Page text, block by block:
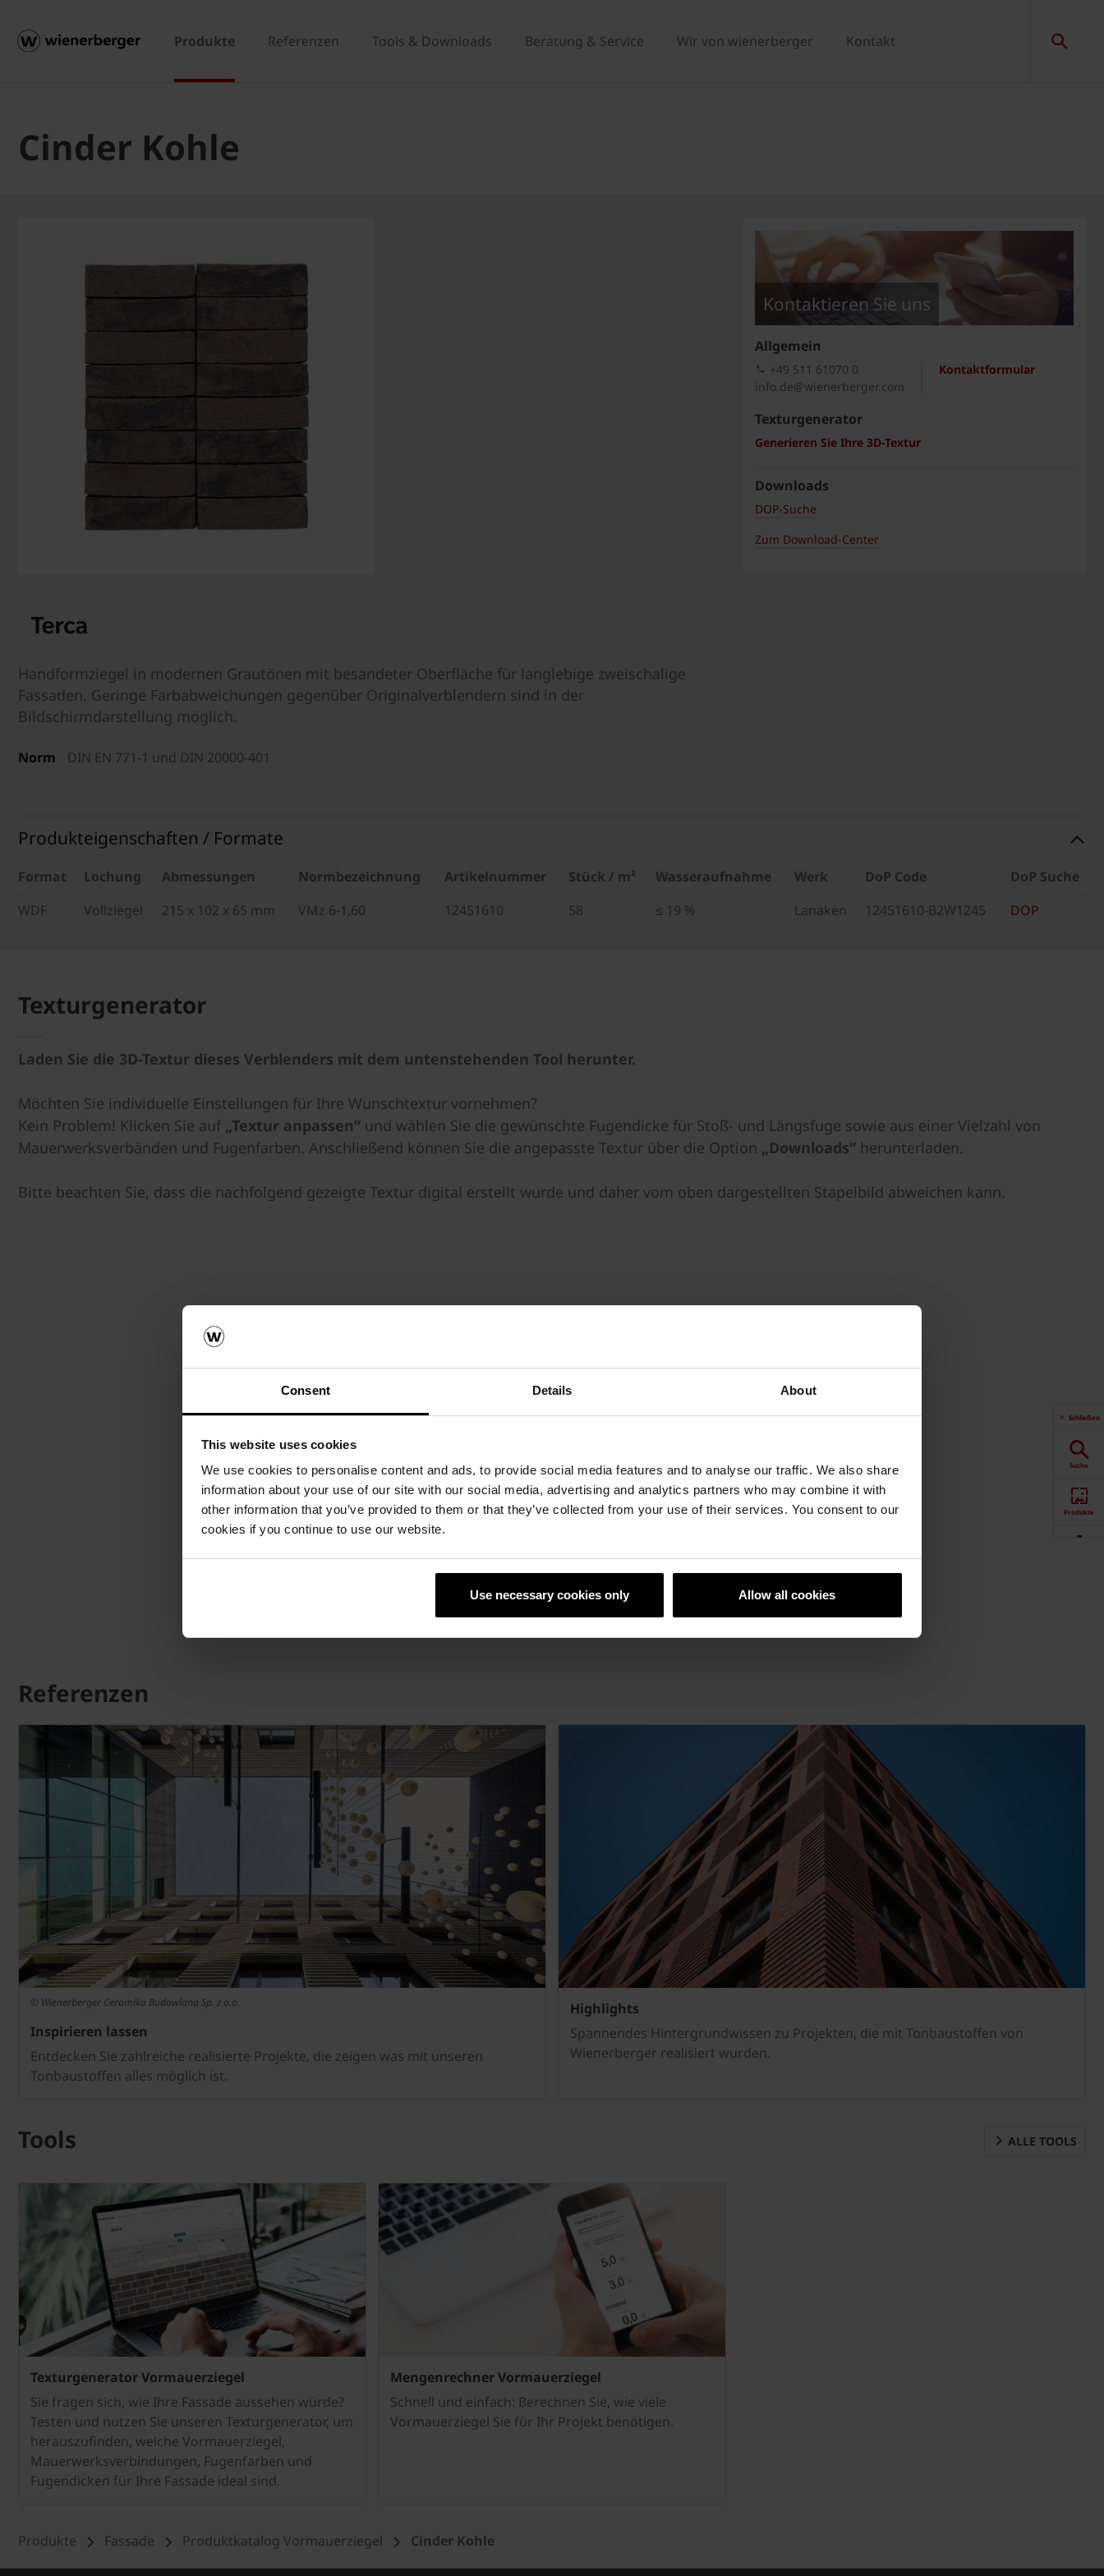
Consent Details About
This website uses cookies
We use cookies to personalise content and ads, to provide social media features and to analyse our traffic. We also share
information about your use of our site with our social media, advertising and analytics partners who may combine it with
other information that you’ve provided to them or that they’ve collected from your use of their services. You consent to our
cookies if you continue to use our website.
Use necessary cookies only Allow all cookies
Produkte Referenzen Tools & Downloads Beratung & Service Wir von wienerberger Kontakt
Cinder Kohle
Handformziegel in modernen Grautönen mit besandeter Oberfläche für langlebige zweischalige
Fassaden. Geringe Farbabweichungen gegenüber Originalverblendern sind in der
Bildschirmdarstellung möglich.
Norm DIN EN 771-1 und DIN 20000-401
Kontaktieren Sie uns
Allgemein
Kontaktformular
+49 511 61070 0
info.de@wienerberger.com
Texturgenerator
Generieren Sie Ihre 3D-Textur
Downloads
DOP-Suche
Zum Download-Center
Produkteigenschaften / Formate
Format Lochung Abmessungen Normbezeichnung Artikelnummer Stück / m² Wasseraufnahme Werk DoP Code
DoP Suche
WDF
Vollziegel 215 x 102 x 65 mm VMz 6-1,60 12451610 58 ≤ 19 % Lanaken 12451610-B2W1245 DOP
Texturgenerator
Laden Sie die 3D-Textur dieses Verblenders mit dem untenstehenden Tool herunter.
Möchten Sie individuelle Einstellungen für Ihre Wunschtextur vornehmen?
Kein Problem! Klicken Sie auf „Textur anpassen“ und wählen Sie die gewünschte Fugendicke für Stoß- und Längsfuge sowie aus einer Vielzahl von
Mauerwerksverbänden und Fugenfarben. Anschließend können Sie die angepasste Textur über die Option „Downloads“ herunterladen.
Bitte beachten Sie, dass die nachfolgend gezeigte Textur digital erstellt wurde und daher vom oben dargestellten Stapelbild abweichen kann.
Referenzen
© Wienerberger Ceramika Budowlana Sp. z o.o.
Inspirieren lassen
Entdecken Sie zahlreiche realisierte Projekte, die zeigen was mit unseren
Tonbaustoffen alles möglich ist.
Highlights
Spannendes Hintergrundwissen zu Projekten, die mit Tonbaustoffen von
Wienerberger realisiert wurden.
Tools ALLE TOOLS
Texturgenerator Vormauerziegel
Sie fragen sich, wie Ihre Fassade aussehen würde?
Testen und nutzen Sie unseren Texturgenerator, um
herauszufinden, welche Vormauerziegel,
Mauerwerksverbindungen, Fugenfarben und
Fugendicken für Ihre Fassade ideal sind.
Mengenrechner Vormauerziegel
Schnell und einfach: Berechnen Sie, wie viele
Vormauerziegel Sie für Ihr Projekt benötigen.
Schließen
Suche
Produkte
Produkte Fassade Produktkatalog Vormauerziegel Cinder Kohle